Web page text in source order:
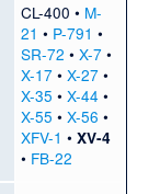
CL-400 • M-
21 • P-791 •
SR-72 • X-7•
X-17• X-27•
X-35 • X-44•
X-55 • X-56 •
XFV-1 • XV-4
• FB-22